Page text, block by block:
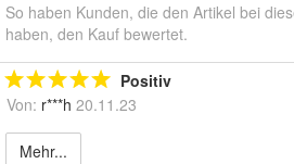
So haben Kunden, die den Artikel bei
haben, den Kauf bewertet.
Positiv
Von: r***h 20.11.23
Mehr...